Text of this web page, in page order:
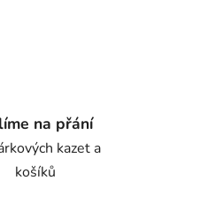
na přání
kazet a
košíků